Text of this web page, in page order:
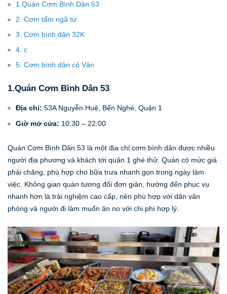
1.Quán Cơm Bình Dân 53
2. Cơm tấm ngã tư
3. Cơm bình dân 32K
4. c
5. Cơm bình dân cô Vân
1.Quán Cơm Bình Dân 53
Địa chỉ: 53A Nguyễn Huệ, Bến Nghé, Quận 1
Giờ mở cửa: 10:30 – 22:00
Quán Cơm Bình Dân 53 là một địa chỉ cơm bình dân được nhiều
người địa phương và khách tới quận 1 ghé thử. Quán có mức giá
phải chăng, phù hợp cho bữa trưa nhanh gọn trong ngày làm
việc. Không gian quán tương đối đơn giản, hướng đến phục vụ
nhanh hơn là trải nghiệm cao cấp, nên phù hợp với dân văn
phòng và người đi làm muốn ăn no với chi phí hợp lý.